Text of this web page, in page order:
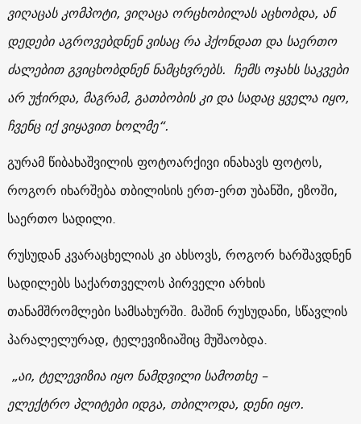
ვიღაცას კომპოტი, ვიღაცა ორცხობილას აცხობდა, ან
დედები აგროვებდნენ ვისაც რა ჰქონდათ და საერთო
ძალებით გვიცხობდნენ ნამცხვრებს. ჩემს ოჯახს საკვები
არ უჭირდა, მაგრამ, გათბობის კი და სადაც ყველა იყო,
ჩვენც იქ ვიყავით ხოლმე“.
გურამ წიბახაშვილის ფოტოარქივი ინახავს ფოტოს,
როგორ იხარშება თბილისის ერთ-ერთ უბანში, ეზოში,
საერთო სადილი.
რუსუდან კვარაცხელიას კი ახსოვს, როგორ ხარშავდნენ
სადილებს საქართველოს პირველი არხის
თანამშრომლები სამსახურში. მაშინ რუსუდანი, სწავლის
პარალელურად, ტელევიზიაშიც მუშაობდა.
„აი, ტელევიზია იყო ნამდვილი სამოთხე –
ელექტროპლიტებიიდგა, თბილოდა, დენი იყო.